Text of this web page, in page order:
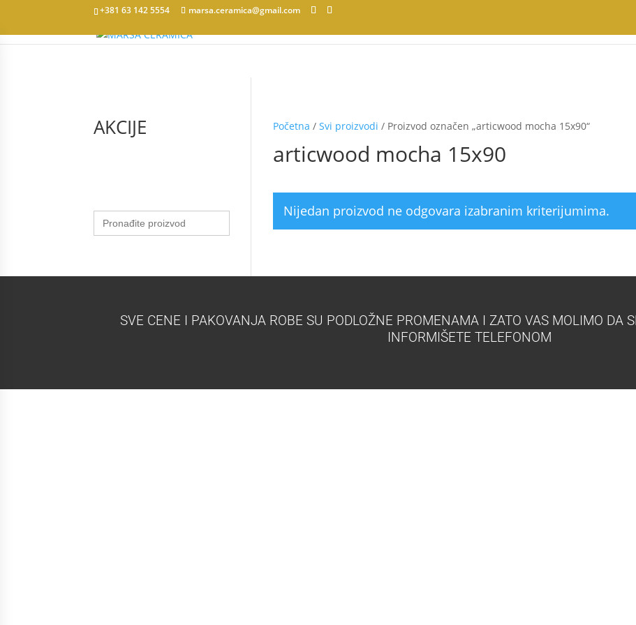
+381 63 142 5554 marsa.ceramica@gmail.com
Početna /Svi proizvodi / Proizvod označen „articwood mocha 15x90“
articwood mocha 15x90
Nijedan proizvod ne odgovara izabranim kriterijumima.
AKCIJE
Search
for:
SVE CENE I PAKOVANJA ROBE SU PODLOŽNE PROMENAMA I ZATO VAS MOLIMO DA
INFORMIŠETE TELEFONOM